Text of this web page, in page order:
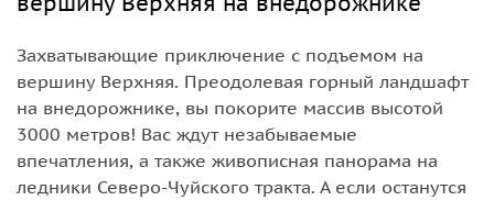
Захватывающие приключение с подъемом на
вершину Верхняя. Преодолевая горный ландшафт
на внедорожнике, вы покорите массив высотой
3000 метров! Вас ждут незабываемые
впечатления, а также живописная панорама на
ледники Северо-Чуйского тракта. А если останутся